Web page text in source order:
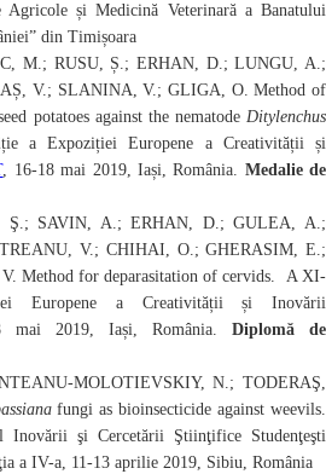
Agricole și Medicină Veterinară a Banatului
din Timișoara
M.; RUSU, Ș.; ERHAN, D.; LUNGU, A.;
V.; SLANINA, V.; GLIGA, O.Method of
potatoes against the nematode Ditylenchus
a Expoziției Europene a Creativității și
, 16-18 mai 2019, Iași, România. Medalie de
Ş.; SAVIN, A.; ERHAN, D.; GULEA, A.;
V.; CHIHAI, O.; GHERASIM, E.;
Method for deparasitation of cervids. A XI-
Europene a Creativității și Inovării
mai 2019, Iași, România. Diplomă de
MOLOTIEVSKIY, N.; TODERAŞ,
fungi as bioinsecticide against weevils.
Inovării şi Cercetării Ştiinţifice Studenţeşti
a IV-a, 11-13 aprilie 2019, Sibiu, România